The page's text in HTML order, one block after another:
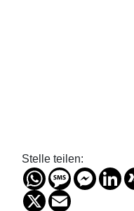
Stelle teilen:
WhatsAppMessage
X